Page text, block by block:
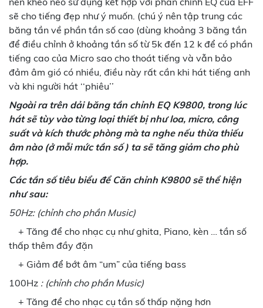
sẽ cho tiếng đẹp như ý muốn. (chú ý nên tập trung các
băng tần về phần tần số cao (dùng khoảng 3 băng tần
để điều chỉnh ở khoảng tần số từ 5k đến 12 k để có phần
tiếng cao của Micro sao cho thoát tiếng và vẫn bảo
đảm âm gió có nhiều, điều này rất cần khi hát tiếng anh
và khi người hát ‘‘phiêu’’
Ngoài ra trên dải băng tần chỉnh EQ K9800, trong lúc
hát sẽ tùy vào từng loại thiết bị như loa, micro, công
suất và kích thước phòng mà ta nghe nếu thừa thiếu
âm nào (ở mỗi mức tần số ) ta sẽ tăng giảm cho phù
hợp.
Các tần số tiêu biểu để Căn chỉnh K9800 sẽ thể hiện
như sau:
50Hz: (chỉnh cho phần Music)
+ Tăng để cho nhạc cụ như ghita, Piano, kèn … tần số
thấp thêm đầy đặn
+ Giảm để bớt âm “um” của tiếng bass
100Hz : (chỉnh cho phần Music)
+ Tăng để cho nhạc cụ tần số thấp nặng hơn